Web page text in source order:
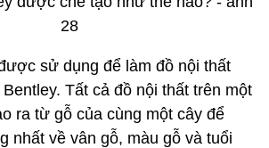
sử dụng để làm đồ nội thất
Tất cả đồ nội thất trên một
ra từ gỗ của cùng một cây để
nhất về vân gỗ, màu gỗ và tuổi